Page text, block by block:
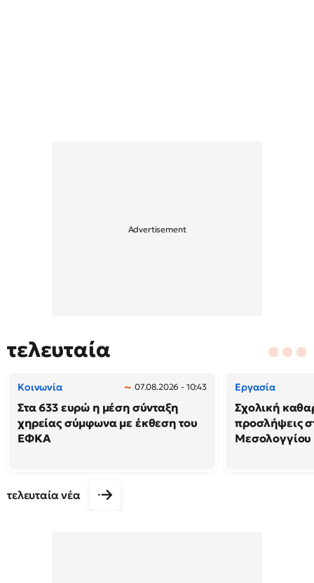
τελευταία
Κοινωνία 07.08.2026 - 10:43
Στα 633 ευρώ η μέση σύνταξη
χηρείας σύμφωνα με έκθεση του
ΕΦΚΑ
Εργασία
Σχολική
προσλήψεις
Μεσολογγίου
τελευταία νέα